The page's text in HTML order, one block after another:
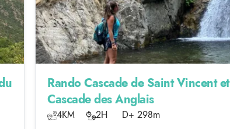
Rando Cascade de Saint Vincent et
Cascade des Anglais
4KM 2H D+ 298m